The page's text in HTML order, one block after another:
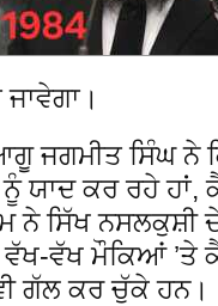
ਜਗਮੀਤ ਸਿੰਘ ਨੇ
ਯਾਦ ਕਰ ਰਹੇ ਹਾਂ,
ਨੇ ਸਿੱਖ
ਵੱਖ ਮੌਕਿਆਂ ’ਤੇ
ਗੱਲ ਕਰ ਚੁੱਕੇ ਹਨ।